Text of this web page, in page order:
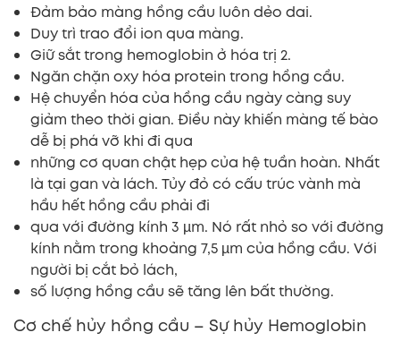
Đảm bảo màng hồng cầu luôn dẻo dai.
Duy trì trao đổi ion qua màng.
Giữ sắt trong hemoglobin ở hóa trị 2.
Ngăn chặn oxy hóa protein trong hồng cầu.
Hệ chuyển hóa của hồng cầu ngày càng suy
giảm theo thời gian. Điều này khiến màng tế bào
dễ bị phá vỡ khi đi qua
những cơ quan chật hẹp của hệ tuần hoàn. Nhất
là tại gan và lách. Tủy đỏ có cấu trúc vành mà
hầu hết hồng cầu phải đi
qua với đường kính 3 µm. Nó rất nhỏ so với đường
kính nằm trong khoảng 7,5 µm của hồng cầu. Với
người bị cắt bỏ lách,
số lượng hồng cầu sẽ tăng lên bất thường.
Cơ chế hủy hồng cầu – Sự hủy Hemoglobin